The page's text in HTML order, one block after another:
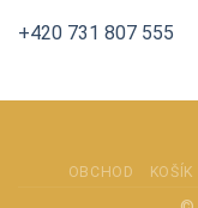
+420 731 807 555
OBCHOD KOŠÍK